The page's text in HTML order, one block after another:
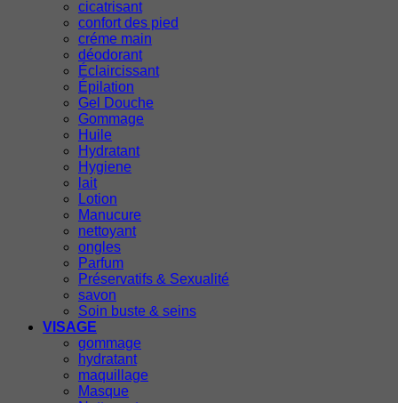
cicatrisant
confort des pied
créme main
déodorant
Éclaircissant
Épilation
Gel Douche
Gommage
Huile
Hydratant
Hygiene
lait
Lotion
Manucure
nettoyant
ongles
Parfum
Préservatifs & Sexualité
savon
Soin buste & seins
VISAGE
gommage
hydratant
maquillage
Masque